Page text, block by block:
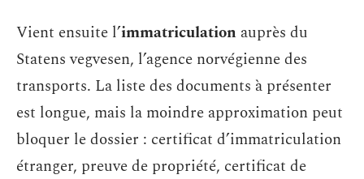
Vient ensuite l’immatriculation auprès du
Statens vegvesen, l’agence norvégienne des
transports. La liste des documents à présenter
est longue, mais la moindre approximation peut
bloquer le dossier : certificat d’immatriculation
étranger, preuve de propriété, certificat de